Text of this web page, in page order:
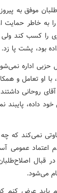
موفق به
کاندیدای خود را به
را کسب کند
بود، پشت پا زد.
حزبی اداره
روحانی
داده، پایبند
نمی‌کند که چه
عمومی
قبال
می‌شود.